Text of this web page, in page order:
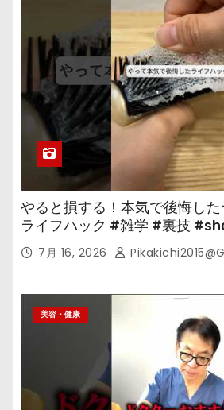
やると損する！本気で後悔し
ライフハック #雑学 #裏技
7月 16, 2026
美容・健康